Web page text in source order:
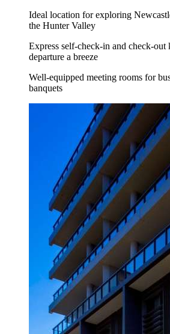
Ideal location for exploring
the Hunter Valley
Express self-check-in and check-out
departure a breeze
Well-equipped meeting rooms for
banquets